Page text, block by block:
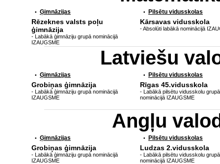
• Ģimnāzijas
Rēzeknes valsts poļu
ģimnāzija
- Labākā ģimnāziju grupā nominācijā
IZAUGSME
• Pilsētu vidusskolas
Kārsavas vidusskola
- Absolūti labākā nominācijā
Latviešu
• Ģimnāzijas
Grobiņas ģimnāzija
- Labākā ģimnāziju grupā nominācijā
IZAUGSME
• Pilsētu vidusskolas
Rīgas 45.vidusskola
- Labākā pilsētu vidusskolu grupā
nominācijā IZAUGSME
Angļu
• Ģimnāzijas
Grobiņas ģimnāzija
- Labākā ģimnāziju grupā nominācijā
IZAUGSME
• Pilsētu vidusskolas
Ludzas 2.vidusskola
- Labākā pilsētu vidusskolu grupā
nominācijā IZAUGSME